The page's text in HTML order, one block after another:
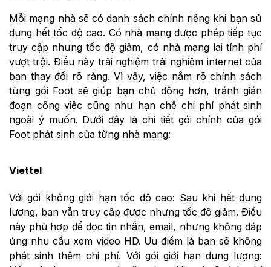
Mỗi mạng nhà sẽ có danh sách chính riêng khi bạn sử
dụng hết tốc độ cao. Có nhà mạng được phép tiếp tục
truy cập nhưng tốc độ giảm, có nhà mạng lại tính phí
vượt trội. Điều này trải nghiệm trải nghiệm internet của
bạn thay đổi rõ ràng. Vì vậy, việc nắm rõ chính sách
từng gói Foot sẽ giúp bạn chủ động hơn, tránh gián
đoạn công việc cũng như hạn chế chi phí phát sinh
ngoài ý muốn. Dưới đây là chi tiết gói chính của gói
Foot phát sinh của từng nhà mạng:
Viettel
Với gói không giới hạn tốc độ cao: Sau khi hết dung
lượng, bạn vẫn truy cập được nhưng tốc độ giảm. Điều
này phù hợp để đọc tin nhắn, email, nhưng không đáp
ứng nhu cầu xem video HD. Ưu điểm là bạn sẽ không
phát sinh thêm chi phí. Với gói giới hạn dung lượng: